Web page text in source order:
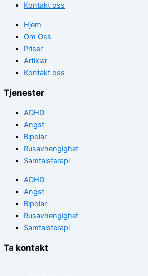
Kontakt oss
Hjem
Om Oss
Priser
Artiklar
Kontakt oss
Tjenester
ADHD
Angst
Bipolar
Rusavhengighet
Samtalsterapi
ADHD
Angst
Bipolar
Rusavhengighet
Samtalsterapi
Ta kontakt